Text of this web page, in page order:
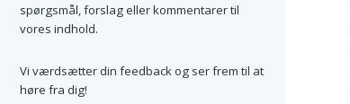
spørgsmål, forslag eller kommentarer til
vores indhold.
Vi værdsætter din feedback og ser frem til at
høre fra dig!